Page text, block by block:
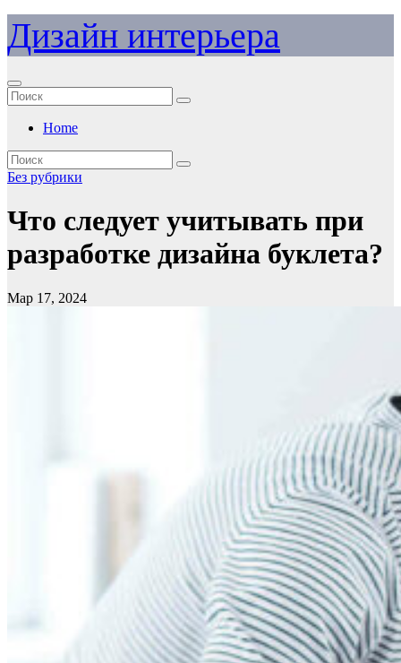
Перейти
к
содержимому
Дизайн интерьера
Home
Без рубрики
Что следует учитывать при
разработке дизайна буклета?
Мар 17, 2024